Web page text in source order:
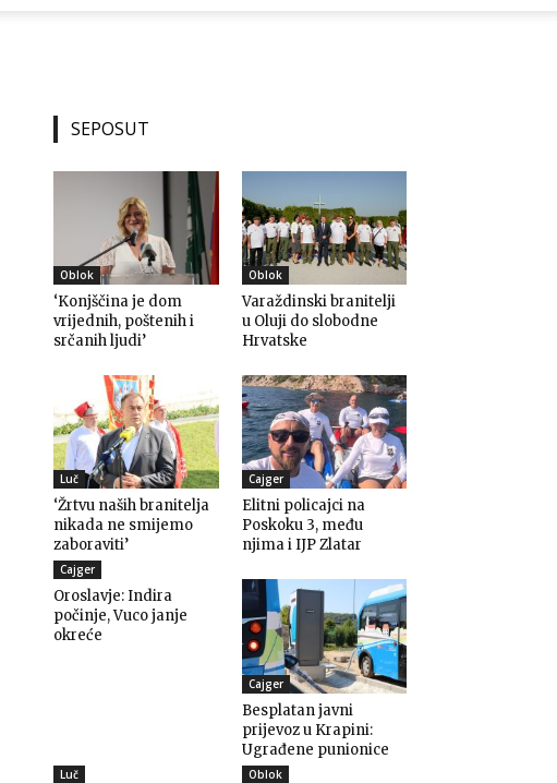
SEPOSUT
Oblok
‘Konjščina je dom
vrijednih, poštenih i
srčanih ljudi’
Oblok
Varaždinski branitelji
u Oluji do slobodne
Hrvatske
Luč
‘Žrtvu naših branitelja
nikada ne smijemo
zaboraviti’
Cajger
Elitni policajci na
Poskoku 3, među
njima i IJP Zlatar
Cajger
Oroslavje: Indira
počinje, Vuco janje
okreće
Cajger
Besplatan javni
prijevoz u Krapini:
Ugrađene punionice
Luč Oblok